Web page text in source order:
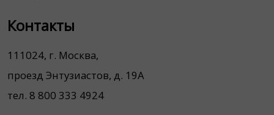
Контакты
111024, г. Москва,
проезд Энтузиастов, д. 19А
тел. 8 800 333 4924